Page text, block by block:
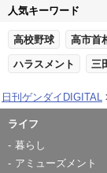
人気キーワード
高校野球 高市首
ハラスメント 三
日刊ゲンダイDIGITAL
ライフ
暮らし
アミューズメント